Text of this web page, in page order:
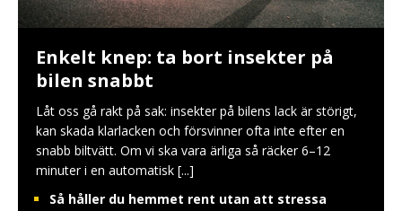
Enkelt knep: ta bort insekter på
bilen snabbt
Låt oss gå rakt på sak: insekter på bilens lack är störigt,
kan skada klarlacken och försvinner ofta inte efter en
snabb biltvätt. Om vi ska vara ärliga så räcker 6–12
minuter i en automatisk [...]
Så håller du hemmet rent utan att stressa